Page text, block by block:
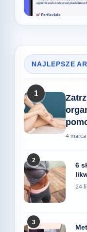
NAJLEPSZE
1
4
2
6
24
3